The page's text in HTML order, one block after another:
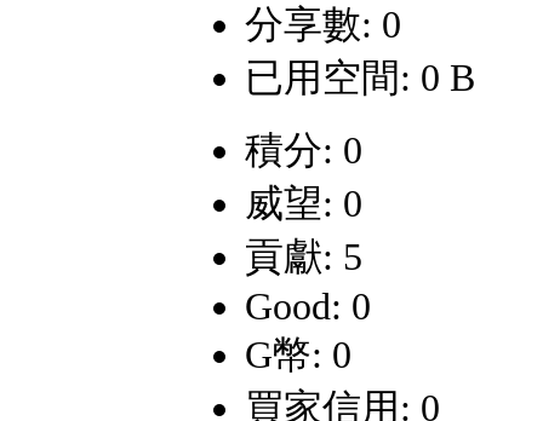
分享數: 0
已用空間: 0 B
積分: 0
威望: 0
貢獻: 5
Good: 0
G幣: 0
買家信用: 0